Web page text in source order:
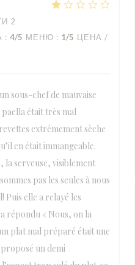
2
: 4/5 МЕНЮ : 1/5 ЦЕНА /
sous-chef de mauvaise
était très mal
extrêmement sèche
en était immangeable.
la serveuse, visiblement
pas les seules à nous
Puis elle a relayé les
répondu « Nous, on la
plat mal préparé était une
un demi